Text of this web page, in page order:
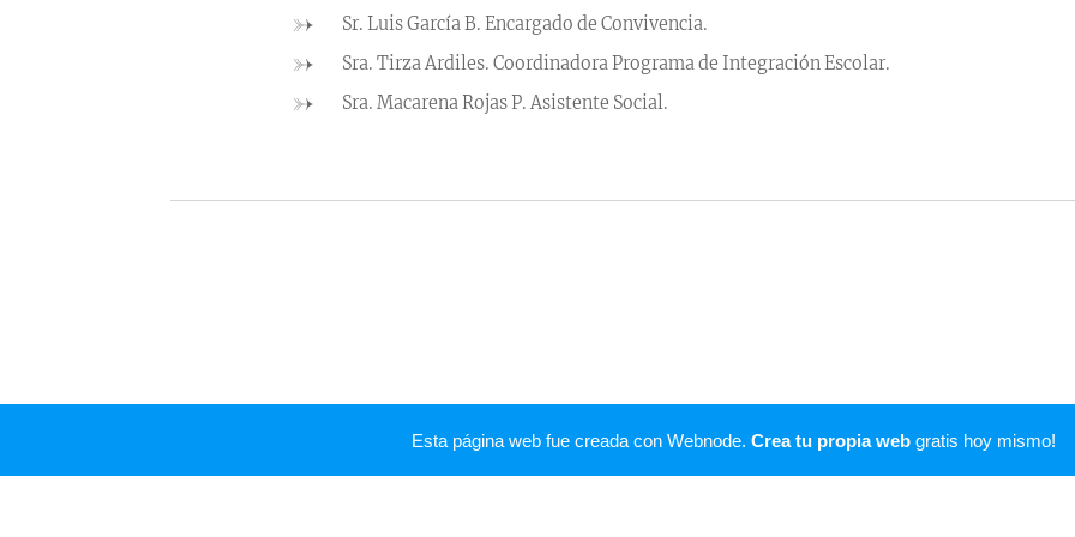
Sr. Luis García B. Encargado de Convivencia.
Sra. Tirza Ardiles. Coordinadora Programa de Integración Escolar.
Sra. Macarena Rojas P. Asistente Social.
2020 liceo industrial, Ossandón #1000, guayacan, Coquimbo
Esta página web fue creada con Webnode. Crea tu propia web gratis hoy mismo!